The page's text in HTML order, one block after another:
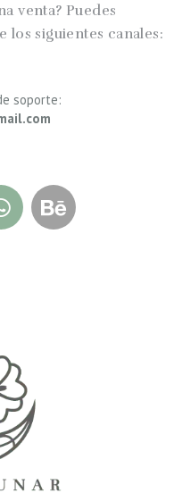
venta? Puedes
siguientes canales:
soporte: